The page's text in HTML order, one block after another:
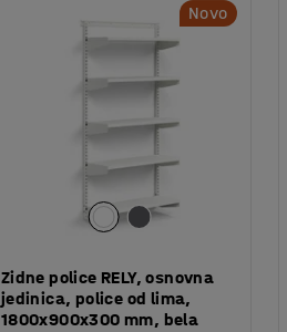
Novo
Zidne police RELY, osnovna
jedinica, police od lima,
1800x900x300 mm, bela